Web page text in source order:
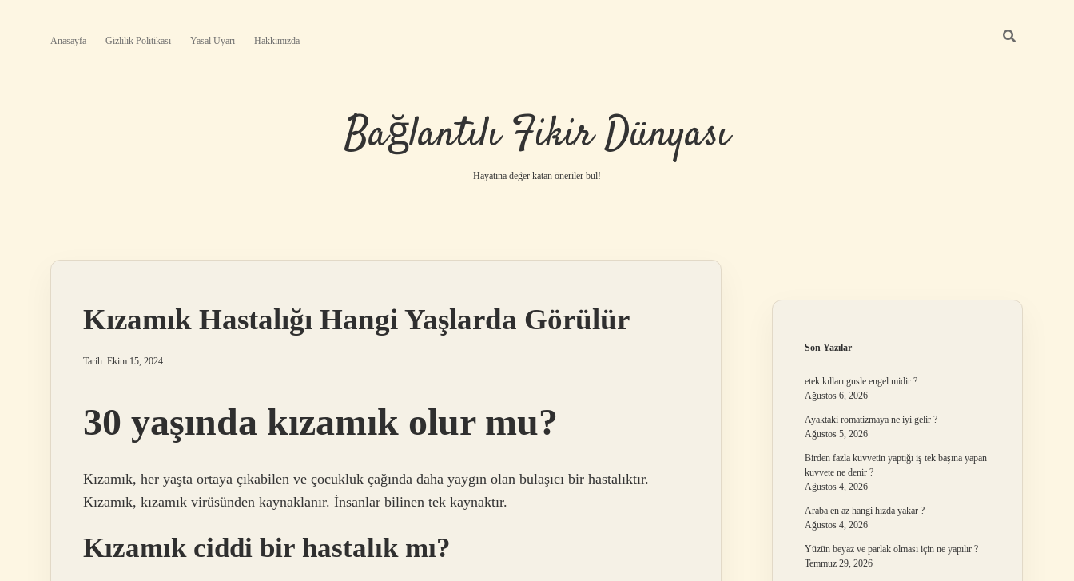
Anasayfa Gizlilik Politikası Yasal Uyarı Hakkımızda
Bağlantılı Fikir Dünyası
Hayatına değer katan öneriler bul!
Kızamık Hastalığı Hangi Yaşlarda Görülür
Tarih: Ekim 15, 2024
30 yaşında kızamık olur mu?
Kızamık, her yaşta ortaya çıkabilen ve çocukluk çağında daha yaygın olan bulaşıcı bir hastalıktır.
Kızamık, kızamık virüsünden kaynaklanır. İnsanlar bilinen tek kaynaktır.
Kızamık ciddi bir hastalık mı?
Son Yazılar
etek kılları gusle engel midir ?
Ağustos 6, 2026
Ayaktaki romatizmaya ne iyi gelir ?
Ağustos 5, 2026
Birden fazla kuvvetin yaptığı iş tek başına yapan
kuvvete ne denir ?
Ağustos 4, 2026
Araba en az hangi hızda yakar ?
Ağustos 4, 2026
Yüzün beyaz ve parlak olması için ne yapılır ?
Temmuz 29, 2026